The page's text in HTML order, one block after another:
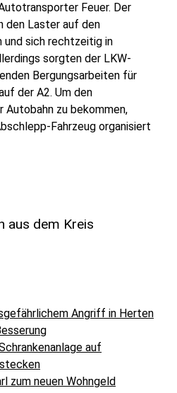
Feuer. Der
den Laster auf den
sich rechtzeitig in
sorgten der LKW-
Bergungsarbeiten für
der A2. Um den
zu bekommen,
Fahrzeug organisiert
aus dem Kreis
Angriff in Herten
auf
zum neuen Wohngeld